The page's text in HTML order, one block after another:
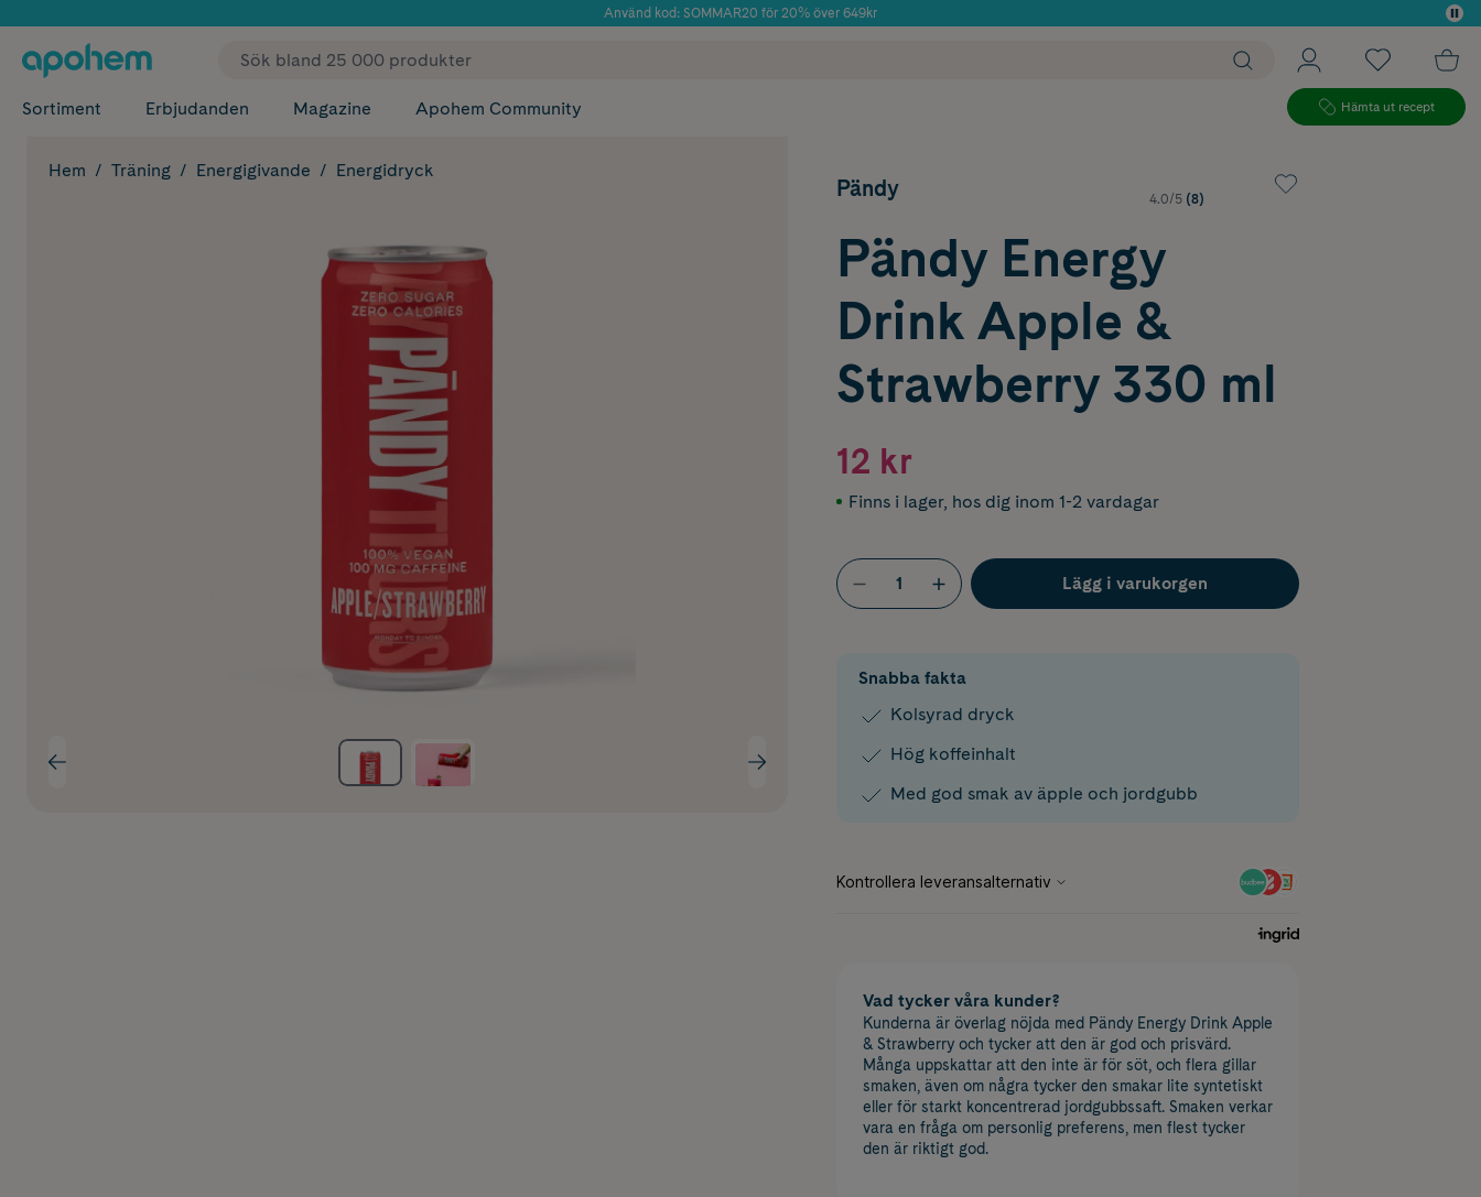
Använd kod: SOMMAR20 för 20% över 649kr
✓ Fri frakt
Sortiment Erbjudanden Magazine Apohem Community Hämta ut recept
Hem Träning Energigivande Energidryck
Pändy 4.0/5 (8)
Pändy Energy
Drink Apple &
Strawberry 330 ml
12 kr
Finns i lager, hos dig inom 1-2 vardagar
Lägg i varukorgen
Snabba fakta
Kolsyrad dryck
Hög koffeinhalt
Med god smak av äpple och jordgubb
Vad tycker våra kunder?
Kunderna är överlag nöjda med Pändy Energy Drink Apple
& Strawberry och tycker att den är god och prisvärd.
Många uppskattar att den inte är för söt, och flera gillar
smaken, även om några tycker den smakar lite syntetiskt
eller för starkt koncentrerad jordgubbssaft. Smaken verkar
vara en fråga om personlig preferens, men flest tycker
den är riktigt god.